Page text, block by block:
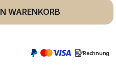
gewünschten
WARENKORB
Rechnung